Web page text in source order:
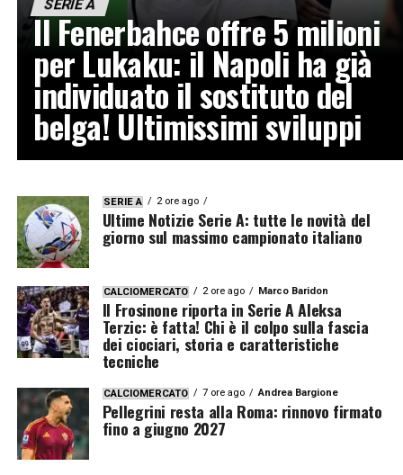
SERIE A
Il Fenerbahce offre 5 milioni
per Lukaku: il Napoli ha già
individuato il sostituto del
belga! Ultimissimi sviluppi
SERIE A 2 ore ago
Ultime Notizie Serie A: tutte le novità del
giorno sul massimo campionato italiano
CALCIOMERCATO 2 ore ago Marco Baridon
Il Frosinone riporta in Serie A Aleksa
Terzic: è fatta! Chi è il colpo sulla fascia
dei ciociari, storia e caratteristiche
tecniche
CALCIOMERCATO 7 ore ago Andrea Bargione
Pellegrini resta alla Roma: rinnovo firmato
fino a giugno 2027